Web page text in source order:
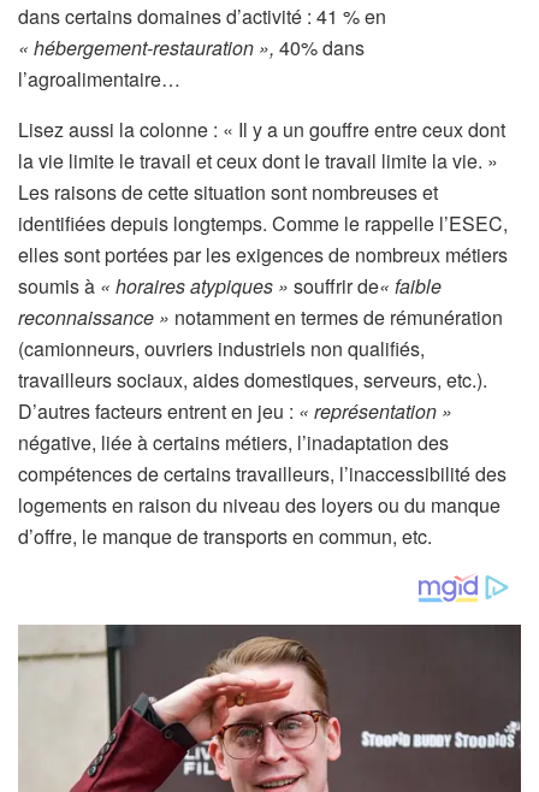
dans certains domaines d’activité : 41 % en
« hébergement-restauration », 40% dans
l’agroalimentaire…
Lisez aussi la colonne : A
r
t
i
c
l
e
r
é
s
e
r
v
é
o
s
a
b
o
n
« Il y a un gouffre entre ceux dont
la vie limite le travail et ceux dont le travail limite la vie. »
Les raisons de cette situation sont nombreuses et
identifiées depuis longtemps. Comme le rappelle l’ESEC,
elles sont portées par les exigences de nombreux métiers
soumis à « horaires atypiques » souffrir de« faible
reconnaissance » notamment en termes de rémunération
(camionneurs, ouvriers industriels non qualifiés,
travailleurs sociaux, aides domestiques, serveurs, etc.).
D’autres facteurs entrent en jeu : « représentation »
négative, liée à certains métiers, l’inadaptation des
compétences de certains travailleurs, l’inaccessibilité des
logements en raison du niveau des loyers ou du manque
d’offre, le manque de transports en commun, etc.